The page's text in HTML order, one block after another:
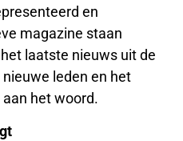
en
magazine staan
laatste nieuws uit de
leden en het
het woord.